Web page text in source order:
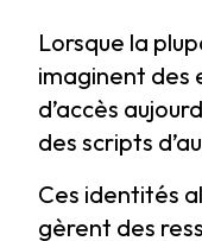
Lorsque la
imaginent des
d’accès
des scripts
Ces identités
gèrent des